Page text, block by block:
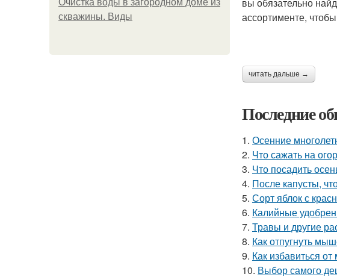
Очистка воды в загородном доме из
скважины. Виды
ассортименте,
читать дальше →
Последние
1. Осенние
2. Что сажать на
3. Что посадить
4. После капусты,
5. Сорт яблок с
6. Калийные
7. Травы и другие
8. Как отпугнуть
9. Как избавиться
10. Выбор самого